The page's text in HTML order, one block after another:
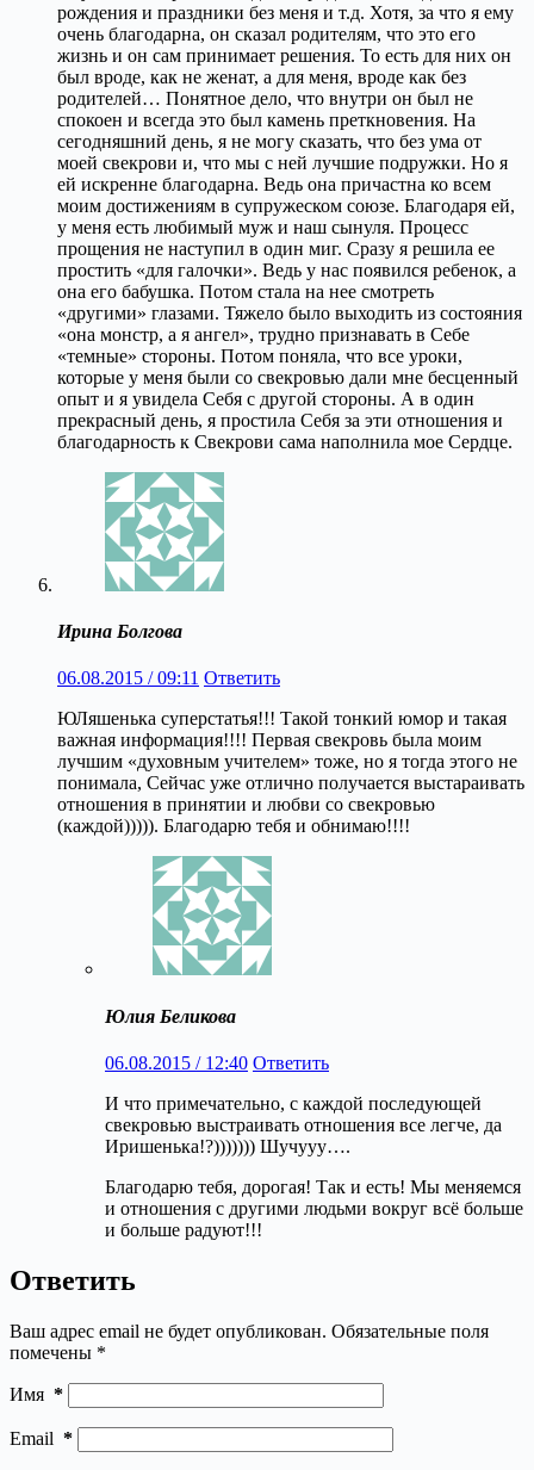
рождения и праздники без меня и т.д. Хотя, за что я ему
очень благодарна, он сказал родителям, что это его
жизнь и он сам принимает решения. То есть для них он
был вроде, как не женат, а для меня, вроде как без
родителей… Понятное дело, что внутри он был не
спокоен и всегда это был камень преткновения. На
сегодняшний день, я не могу сказать, что без ума от
моей свекрови и, что мы с ней лучшие подружки. Но я
ей искренне благодарна. Ведь она причастна ко всем
моим достижениям в супружеском союзе. Благодаря ей,
у меня есть любимый муж и наш сынуля. Процесс
прощения не наступил в один миг. Сразу я решила ее
простить «для галочки». Ведь у нас появился ребенок, а
она его бабушка. Потом стала на нее смотреть
«другими» глазами. Тяжело было выходить из состояния
«она монстр, а я ангел», трудно признавать в Себе
«темные» стороны. Потом поняла, что все уроки,
которые у меня были со свекровью дали мне бесценный
опыт и я увидела Себя с другой стороны. А в один
прекрасный день, я простила Себя за эти отношения и
благодарность к Свекрови сама наполнила мое Сердце.
Ирина Болгова
06.08.2015 / 09:11 Ответить
ЮЛяшенька суперстатья!!! Такой тонкий юмор и такая
важная информация!!!! Первая свекровь была моим
лучшим «духовным учителем» тоже, но я тогда этого не
понимала, Сейчас уже отлично получается выстараивать
отношения в принятии и любви со свекровью
(каждой))))). Благодарю тебя и обнимаю!!!!
Юлия Беликова
06.08.2015 / 12:40 Ответить
И что примечательно, с каждой последующей
свекровью выстраивать отношения все легче, да
Иришенька!?))))))) Шучууу….
Благодарю тебя, дорогая! Так и есть! Мы меняемся
и отношения с другими людьми вокруг всё больше
и больше радуют!!!
Ответить
Ваш адрес email не будет опубликован. Обязательные поля
помечены *
Имя *
Email *